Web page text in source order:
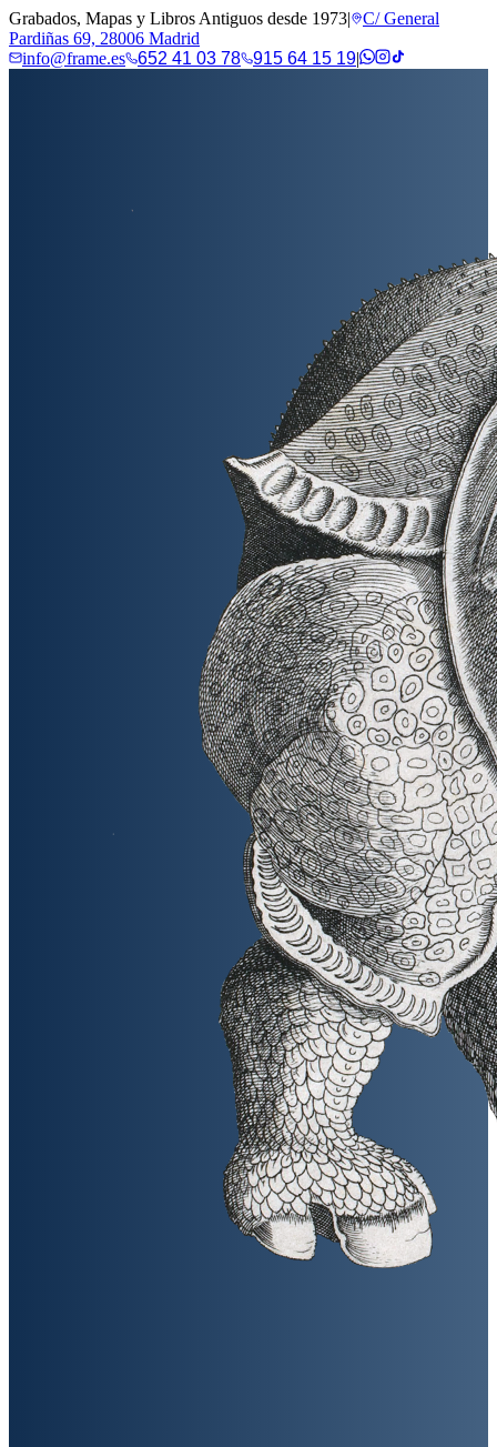
Grabados, Mapas y Libros Antiguos desde 1973|
C/ General
Pardiñas 69, 28006 Madrid
info@frame.es
652 41 03 78 915 64 15 19|